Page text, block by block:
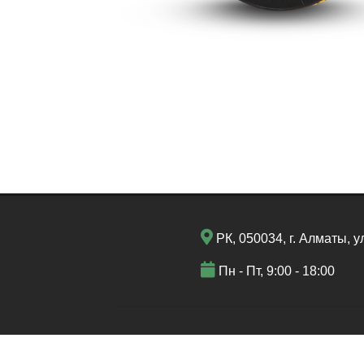
РК, 050034, г. Алматы,
Пн - Пт, 9:00 - 18:00